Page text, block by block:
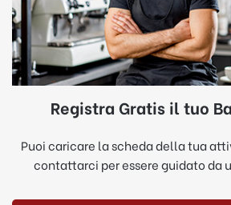
Registra Gratis il tuo
Puoi caricare la scheda della tua
contattarci per essere guidato da